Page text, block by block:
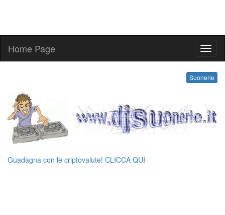
Home Page
Suonerie
Guadagna con le criptovalute! CLICCA QUI